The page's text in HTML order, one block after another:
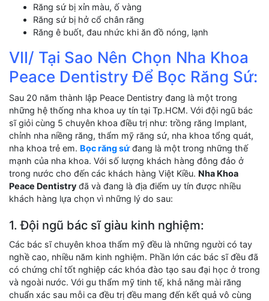
Răng sứ bị xỉn màu, ố vàng
Răng sứ bị hở cổ chân răng
Răng ê buốt, đau nhức khi ăn đồ nóng, lạnh
VII/ Tại Sao Nên Chọn Nha Khoa
Peace Dentistry Để Bọc Răng Sứ:
Sau 20 năm thành lập Peace Dentistry đang là một trong
những hệ thống nha khoa uy tín tại Tp.HCM. Với đội ngũ bác
sĩ giỏi cùng 5 chuyên khoa điều trị như: trồng răng Implant,
chỉnh nha niềng răng, thẩm mỹ răng sứ, nha khoa tổng quát,
nha khoa trẻ em. Bọc răng sứđang là một trong những thế
mạnh của nha khoa. Với số lượng khách hàng đông đảo ở
trong nước cho đến các khách hàng Việt Kiều. Nha Khoa
Peace Dentistry đã và đang là địa điểm uy tín được nhiều
khách hàng lựa chọn vì những lý do sau:
1. Đội ngũ bác sĩ giàu kinh nghiệm:
Các bác sĩ chuyên khoa thẩm mỹ đều là những người có tay
nghề cao, nhiều năm kinh nghiệm. Phần lớn các bác sĩ đều đã
có chứng chỉ tốt nghiệp các khóa đào tạo sau đại học ở trong
và ngoài nước. Với gu thẩm mỹ tinh tế, khả năng mài răng
chuẩn xác sau mỗi ca đều trị đều mang đến kết quả vô cùng